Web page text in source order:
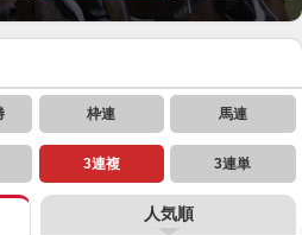
枠連 馬連
3連複 3連単
人気順